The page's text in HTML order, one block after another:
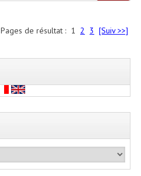
Pages de résultat : 1 2 3 [Suiv >>]